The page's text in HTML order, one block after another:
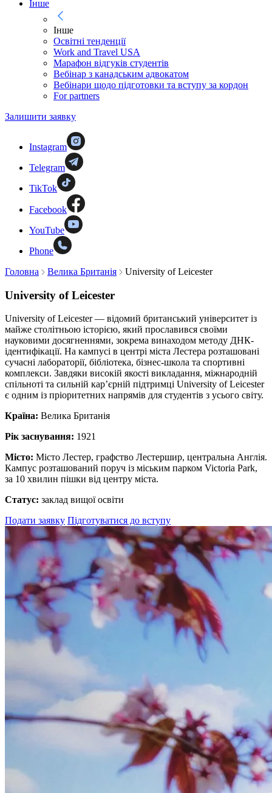
Інше
Інше
Освітні тенденції
Work and Travel USA
Марафон відгуків студентів
Вебінар з канадським адвокатом
Вебінари щодо підготовки та вступу за кордон
For partners
Залишити заявку
Instagram
Telegram
TikTok
Facebook
YouTube
Phone
Головна
Велика Британія University of Leicester
University of Leicester
University of Leicester — відомий британський університет із
майже столітньою історією, який прославився своїми
науковими досягненнями, зокрема винаходом методу ДНК-
ідентифікації. На кампусі в центрі міста Лестера розташовані
сучасні лабораторії, бібліотека, бізнес-школа та спортивні
комплекси. Завдяки високій якості викладання, міжнародній
спільноті та сильній кар’єрній підтримці University of Leicester
є одним із пріоритетних напрямів для студентів з усього світу.
Країна: Велика Британія
Рік заснування: 1921
Місто: Місто Лестер, графство Лестершир, центральна Англія.
Кампус розташований поруч із міським парком Victoria Park,
за 10 хвилин пішки від центру міста.
Статус: заклад вищої освіти
Подати заявку Підготуватися до вступу